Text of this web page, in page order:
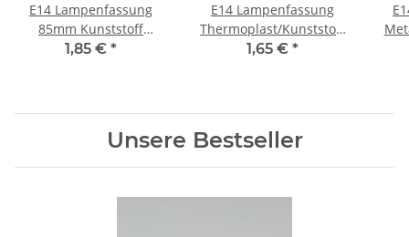
E14 Lampenfassung
85mm Kunststoff
schwarz mit starren
1,85 € *
E14 Lampenfassung
Thermoplast/Kunststoff
schwarz mit Glattmantel
1,65 € *
Unsere Bestseller